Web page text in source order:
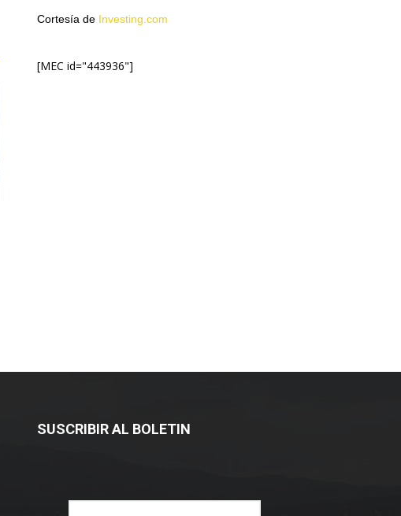
Cortesía de Investing.com
[MEC id="443936"]
SUSCRIBIR AL BOLETIN